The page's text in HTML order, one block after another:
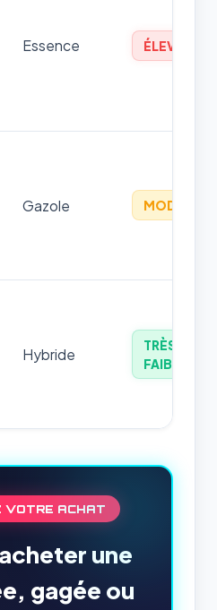
Essence ÉLEVÉ
Gazole MODÉRÉ
Hybride
TRÈS
FAIBLE
VOTRE ACHAT
une
gagée ou